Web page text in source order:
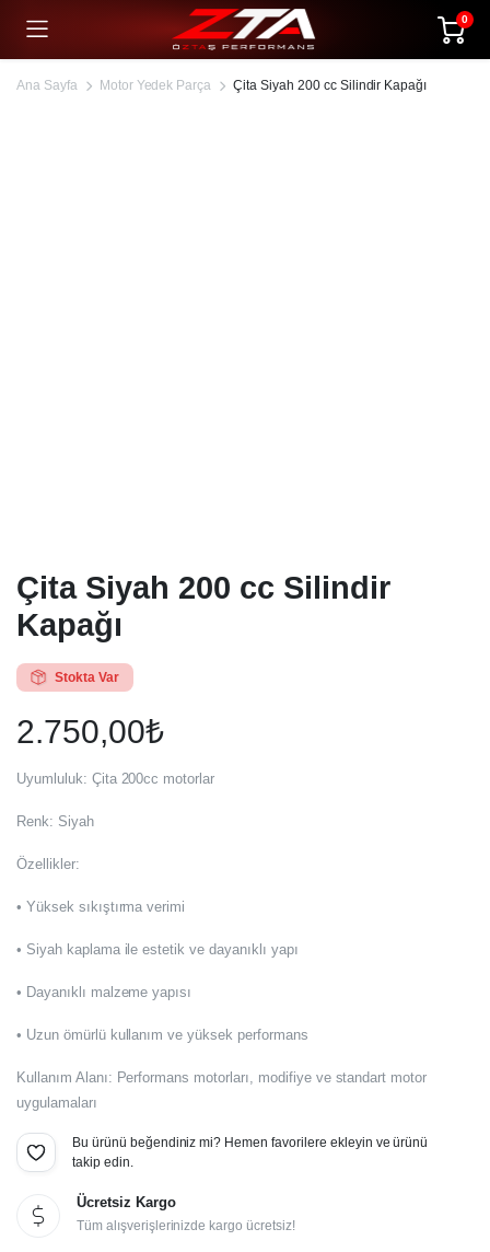
0
Ana Sayfa Motor Yedek Parça Çita Siyah 200 cc Silindir Kapağı
Çita Siyah 200 cc Silindir
Kapağı
Stokta Var
2.750,00₺
Uyumluluk: Çita 200cc motorlar
Renk: Siyah
Özellikler:
• Yüksek sıkıştırma verimi
• Siyah kaplama ile estetik ve dayanıklı yapı
• Dayanıklı malzeme yapısı
• Uzun ömürlü kullanım ve yüksek performans
Kullanım Alanı: Performans motorları, modifiye ve standart motor
uygulamaları
Bu ürünü beğendiniz mi? Hemen favorilere ekleyin ve ürünü
takip edin.
Ücretsiz Kargo
Tüm alışverişlerinizde kargo ücretsiz!